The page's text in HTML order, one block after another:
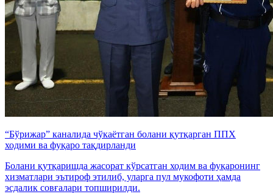
“Бўрижар” каналида чўкаётган болани қутқарган ППХ
ходими ва фуқаро тақдирланди
Болани қутқаришда жасорат кўрсатган ходим ва фуқаронинг
хизматлари эътироф этилиб, уларга пул мукофоти ҳамда
эсдалик совғалари топширилди.